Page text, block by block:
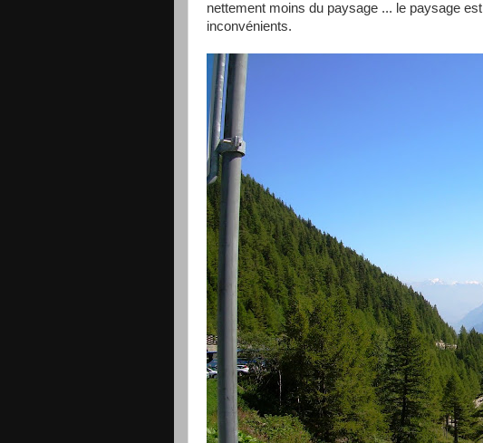
nettement moins du paysage ... le paysage
inconvénients.